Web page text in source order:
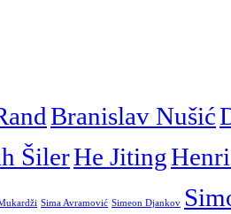
Branislav Nušić
ŠilerHe Jiting
Sima Avramović Simeon Djankov